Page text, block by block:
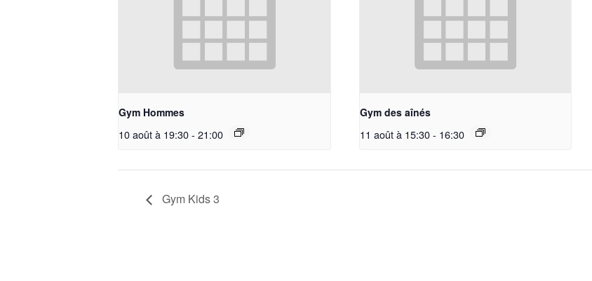
Gym Hommes
10 août à 19:30- 21:00
Gym des aînés
11 août à 15:30 - 16:30
Gym Kids 3